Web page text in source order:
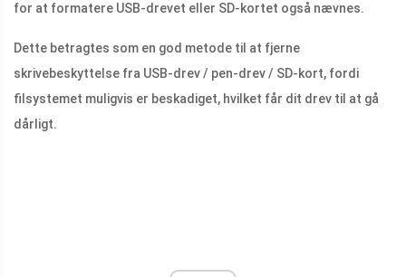
for at formatere USB-drevet eller SD-kortet også nævnes.
Dette betragtes som en god metode til at fjerne
skrivebeskyttelse fra USB-drev / pen-drev / SD-kort, fordi
filsystemet muligvis er beskadiget, hvilket får dit drev til at gå
dårligt.